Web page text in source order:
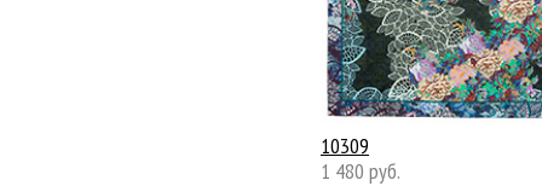
10309
1 480 руб.